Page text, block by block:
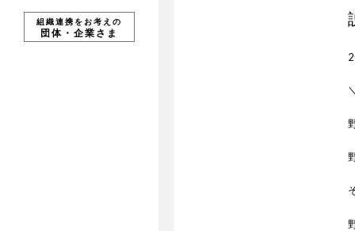
組織連携をお考えの
団体・企業さま